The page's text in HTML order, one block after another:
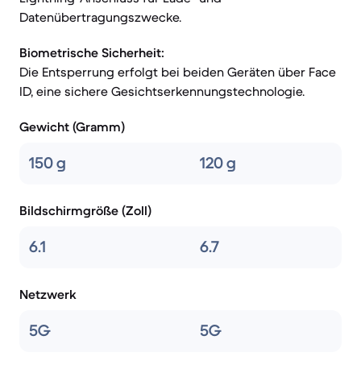
Datenübertragungszwecke.
Biometrische Sicherheit:
Die Entsperrung erfolgt bei beiden Geräten über Face
ID, eine sichere Gesichtserkennungstechnologie.
Gewicht (Gramm)
150 g 120 g
Bildschirmgröße (Zoll)
6.1 6.7
Netzwerk
5G 5G